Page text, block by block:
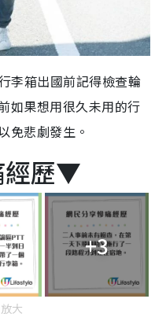
李箱出國前記得檢查輪
如果想用很久未用的行
免悲劇發生。
經歷▼
+3
大